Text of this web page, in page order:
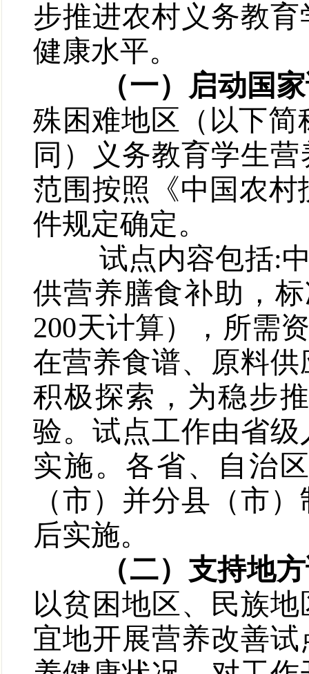
步推进农村义务教
健康水平。
（一）启动国
殊困难地区（以下
同）义务教育学生
范围按照《中国农村
件规定确定。
试点内容包括:
供营养膳食补助，
200天计算），所需
在营养食谱、原料
积极探索，为稳步
验。试点工作由省
实施。各省、自治
（市）并分县（市
后实施。
（二）支持地
以贫困地区、民族
宜地开展营养改善